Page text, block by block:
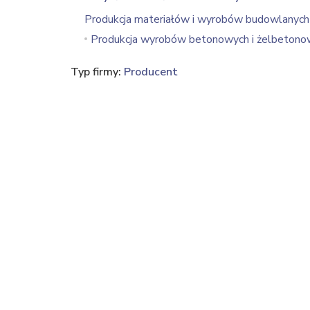
Produkcja materiałów i wyrobów budowlanych
Produkcja wyrobów betonowych i
Typ firmy: Producent